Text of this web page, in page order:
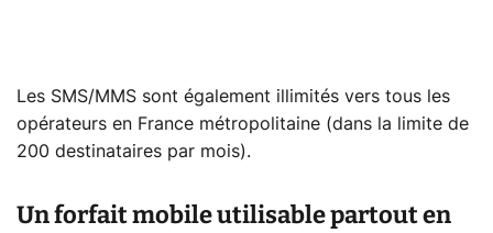
Les SMS/MMS sont également illimités vers tous les
opérateurs en France métropolitaine (dans la limite de
200 destinataires par mois).
Un forfait mobile utilisable partout en